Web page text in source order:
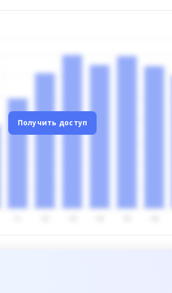
Получить доступ